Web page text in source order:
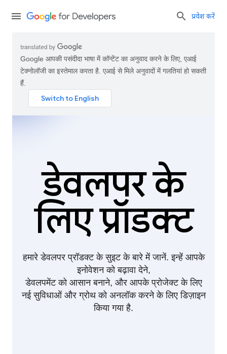
प्रवेश करें
Google आपकी पसंदीदा भाषा में कॉन्टेंट का अनुवाद करने के लिए, एआई
टेक्नोलॉजी का इस्तेमाल करता है. एआई से मिले अनुवादों में गलतियां हो सकती
हैं.
डेवलपर के
लिए प्रॉडक्ट
हमारे डेवलपर प्रॉडक्ट के सुइट के बारे में जानें. इन्हें आपके
इनोवेशन को बढ़ावा देने,
डेवलपमेंट को आसान बनाने, और आपके प्रोजेक्ट के लिए
नई सुविधाओं और ग्रोथ को अनलॉक करने के लिए डिज़ाइन
किया गया है.